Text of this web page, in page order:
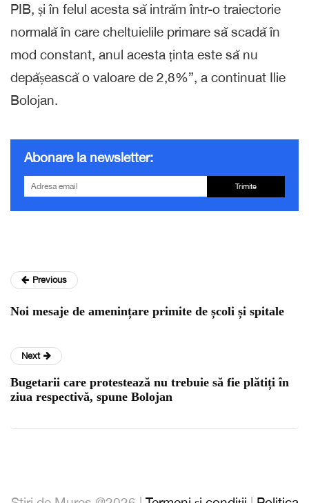
PIB, și în felul acesta să intrăm într-o traiectorie
normală în care cheltuielile primare să scadă în
mod constant, anul acesta ținta este să nu
depășească o valoare de 2,8%”, a continuat Ilie
Bolojan.
Abonare la newsletter:
Trimite
Previous
Noi mesaje de amenințare primite de școli și spitale
Next
Bugetarii care protestează nu trebuie să fie plătiți în
ziua respectivă, spune Bolojan